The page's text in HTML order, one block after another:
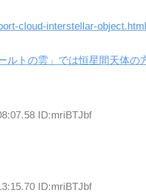
cloud-interstellar-object.html
ルトの雲」では恒星間天体の
ID:mriBTJbf
ID:mriBTJbf